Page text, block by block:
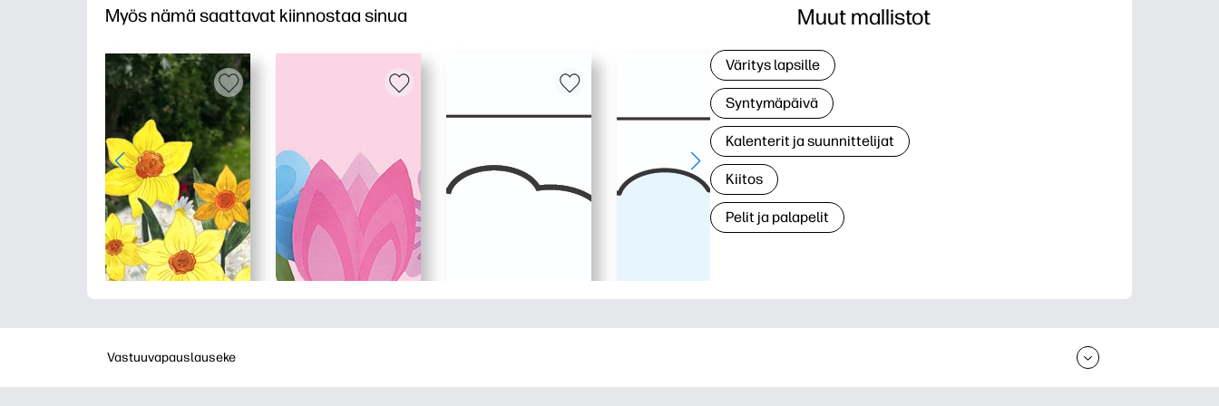
Myös nämä saattavat kiinnostaa sinua Muut mallistot
Väritys lapsille
Syntymäpäivä
Kalenterit ja suunnittelijat
Kiitos
Pelit ja palapelit
Vastuuvapauslauseke